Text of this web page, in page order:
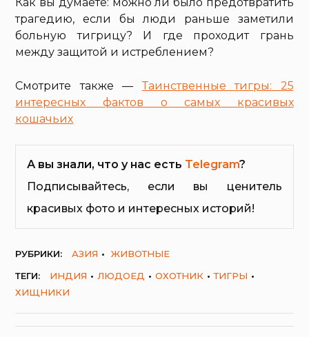
трагедию, если бы люди раньше заметили
больную тигрицу? И где проходит грань
между защитой и истреблением?
Смотрите также —Таинственные тигры: 25
интересных фактов о самых красивых
кошачьих
А вы знали, что у нас есть Telegram?
Подписывайтесь, если вы ценитель
красивых фото и интересных историй!
РУБРИКИ: АЗИЯ
ЖИВОТНЫЕ
ТЕГИ:
ИНДИЯ ЛЮДОЕД ОХОТНИК
ТИГРЫ
ХИЩНИКИ